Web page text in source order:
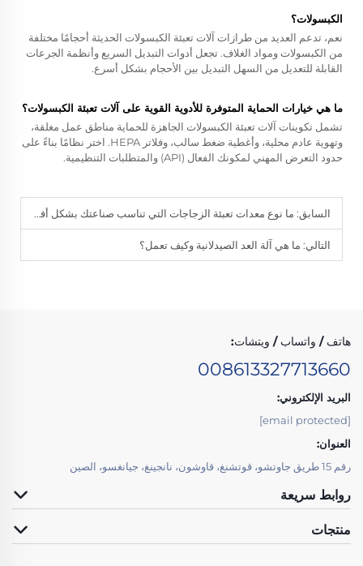
الكبسولات؟
نعم، تدعم العديد من طرازات آلات تعبئة الكبسولات الحديثة أحجامًا مختلفة
من الكبسولات ومواد الغلاف. تجعل أدوات التبديل السريع وأنظمة الجرعات
القابلة للتعديل من السهل التبديل بين الأحجام بشكل أسرع.
ما هي خيارات الحماية المتوفرة للأدوية القوية على آلات تعبئة الكبسولات؟
تشمل تكوينات آلات تعبئة الكبسولات الجاهزة للحماية مناطق عمل مغلقة،
وتهوية عادم محلية، وأغطية ضغط سالب، وفلاتر HEPA. اختر نظامًا بناءً على
حدود التعرض المهني لمكونك الفعال (API) والمتطلبات التنظيمية.
السابق: ما نوع معدات تعبئة الزجاجات التي تناسب صناعتك بشكل أفضل؟
التالي: ما هي آلة العد الصيدلانية وكيف تعمل؟
هاتف / واتساب / ويتشات:
008613327713660
البريد الإلكتروني:
[email protected]
العنوان:
رقم 15 طريق جاوتشو، قوتشنغ، قاوشون، نانجينغ، جيانغسو، الصين
روابط سريعة
منتجات